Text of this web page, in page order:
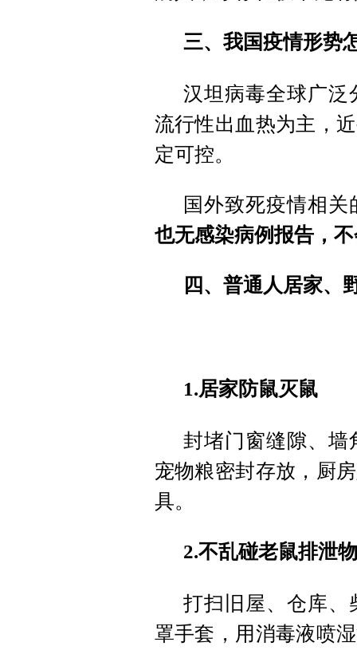
三、 我国疫情形势
汉坦病毒全球广泛
流行性出血热为主，
定可控。
国外致死疫情相
也无感染病例报告，
四、 普通人居家、
1.居家防鼠灭鼠
封堵门窗缝隙、墙
宠物粮密封存放，厨
具。
2.不乱碰老鼠排泄
打扫旧屋、仓库、
罩手套，用消毒液喷